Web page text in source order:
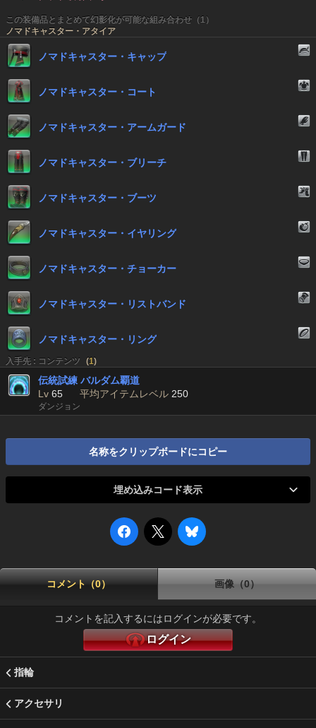
この装備品とまとめて幻影化が可能な組み合わせ（1）
ノマドキャスター・アタイア
ノマドキャスター・キャップ
ノマドキャスター・コート
ノマドキャスター・アームガード
ノマドキャスター・ブリーチ
ノマドキャスター・ブーツ
ノマドキャスター・イヤリング
ノマドキャスター・チョーカー
ノマドキャスター・リストバンド
ノマドキャスター・リング
入手先 : コンテンツ (1)
伝統試練 バルダム覇道
Lv 65 平均アイテムレベル 250
ダンジョン
名称をクリップボードにコピー
埋め込みコード表示
コメント（0） 画像（0）
コメントを記入するにはログインが必要です。
ログイン
指輪
アクセサリ